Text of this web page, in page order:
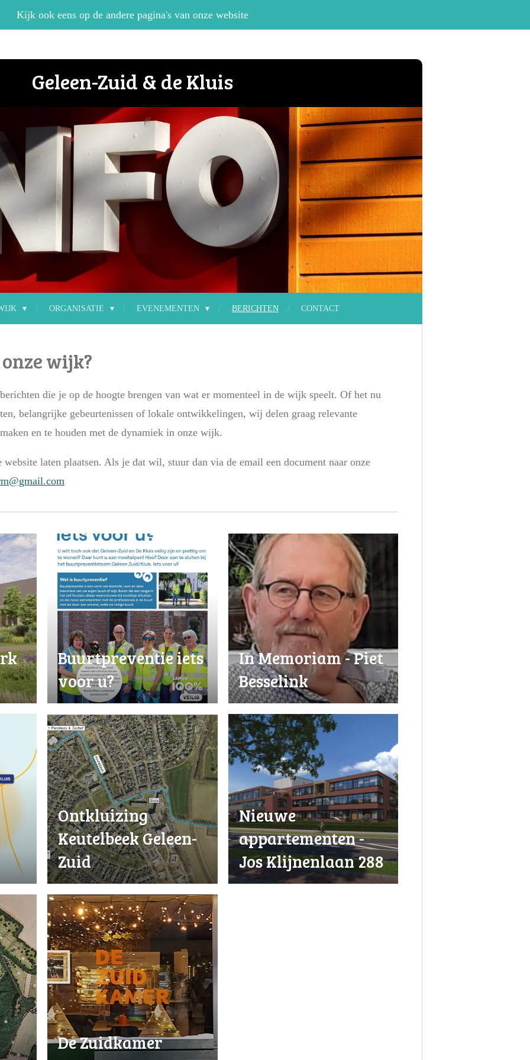
Kijk ook eens op de andere pagina's van onze website
Geleen-Zuid & de Kluis
ORGANISATIE EVENEMENTEN BERICHTEN CONTACT
wijk?
die je op de hoogte brengen van wat er momenteel in de wijk speelt. Of het nu
belangrijke gebeurtenissen of lokale ontwikkelingen, wij delen graag relevante
en te houden met de dynamiek in onze wijk.
laten plaatsen. Als je dat wil, stuur dan via de email een document naar onze
Buurtpreventie iets
voor u?
In Memoriam - Piet
Besselink
Ontkluizing
Keutelbeek Geleen-
Zuid
Nieuwe
appartementen -
Jos Klijnenlaan 288
De Zuidkamer